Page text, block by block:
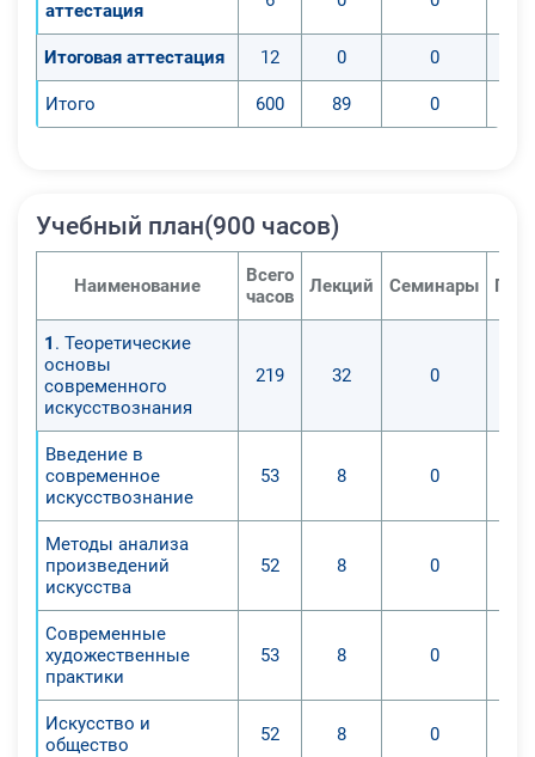
аттестация
Итоговая аттестация 12 0 0
Итого 600 89 0
Учебный план(900 часов)
Наименование
Всего
часов
Лекций Семинары
1 . Теоретические
основы
современного
искусствознания
219 32 0
Введение в
современное
искусствознание
53 8 0
Методы анализа
произведений
искусства
52 8 0
Современные
художественные
практики
53 8 0
Искусство и
общество
52 8 0